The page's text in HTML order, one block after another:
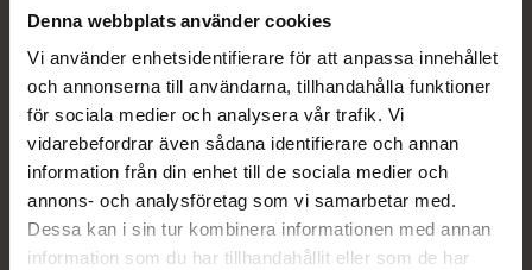
Denna webbplats använder cookies
Vi använder enhetsidentifierare för att anpassa innehållet
och annonserna till användarna, tillhandahålla funktioner
för sociala medier och analysera vår trafik. Vi
vidarebefordrar även sådana identifierare och annan
information från din enhet till de sociala medier och
annons- och analysföretag som vi samarbetar med.
Dessa kan i sin tur kombinera informationen med annan
information som du har tillhandahållit eller som de har
Aktuella erbjudanden
Beskrivning Dölj
EAN:17331009007500